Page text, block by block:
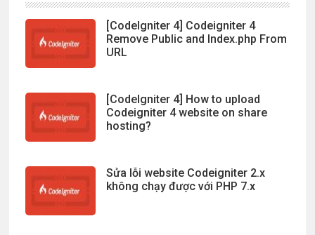
[CodeIgniter 4] Codeigniter 4
Remove Public and Index.php From
URL
[CodeIgniter 4] How to upload
Codeigniter 4 website on share
hosting?
Sửa lỗi website Codeigniter 2.x
không chạy được với PHP 7.x